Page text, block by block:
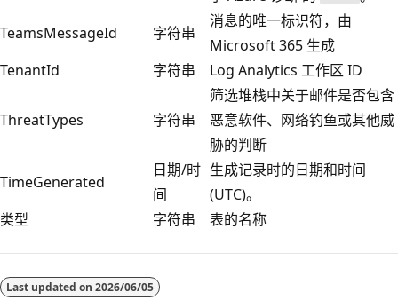
TeamsMessageId
字符串
消息的唯一标识符，由
Microsoft 365 生成
TenantId
字符串 Log Analytics 工作区 ID
ThreatTypes 字符串
筛选堆栈中关于邮件是否包含
恶意软件、网络钓鱼或其他威
胁的判断
TimeGenerated
日期/时
间
生成记录时的日期和时间
(UTC)。
类型
字符串
表的名称
模Last updated on 2026/06/05